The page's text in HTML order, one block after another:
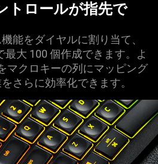
トロールが指先で
能をダイヤルに割り当て、
最大 100 個作成できます。よ
マクロキーの列にマッピング
さらに効率化でき ます。